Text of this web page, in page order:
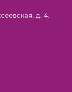
д. 4.